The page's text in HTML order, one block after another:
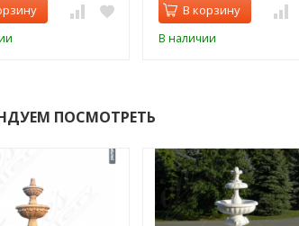
В корзину
В наличии
ПОСМОТРЕТЬ